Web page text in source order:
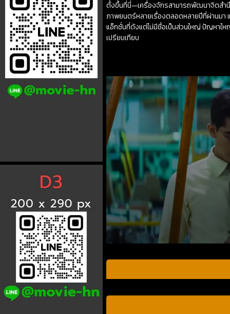
ตั้งขึ้นที่นี่—เครื่องจักรสามารถพัฒนาจิตสำนึ
ภาพยนตร์หลายเรื่องตลอดหลายปีที่ผ่านมา
แอ็กชั่นที่ดังแต่ไม่มีชื่อเป็นส่วนใหญ่ ปัญหาใ
เปรียบเทียบ